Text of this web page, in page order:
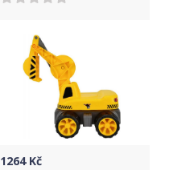
1264Kč